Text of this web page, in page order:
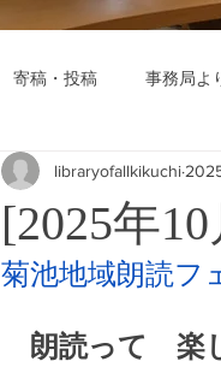
寄稿・投稿 事務局よ
[2025年
libraryofallkikuchi
菊池地域朗読フ
＆関西朗
朗読って　楽